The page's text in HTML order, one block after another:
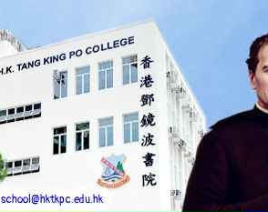
school@hktkpc.edu.hk